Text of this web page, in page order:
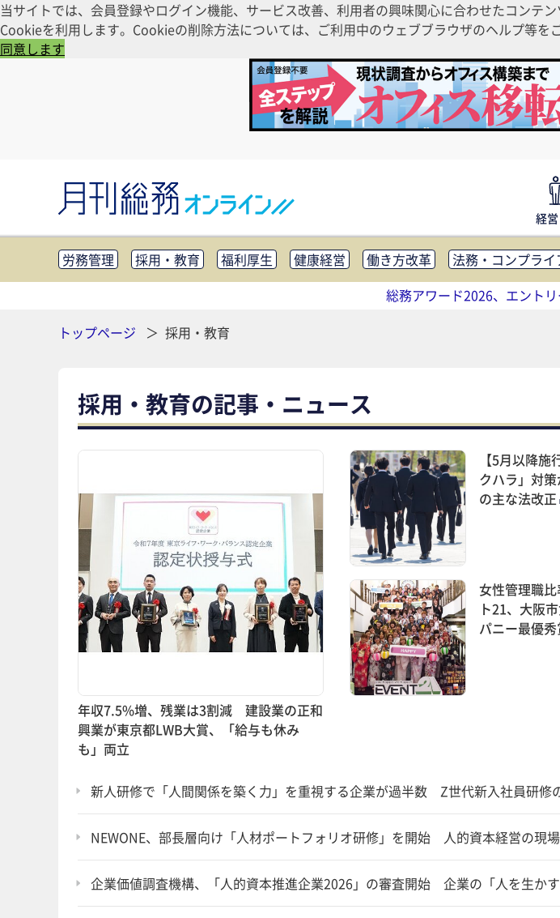
当サイトでは、会員登録やログイン機能、サービス改善、利用者の興味関心に合わせたコンテ
Cookieを利用します。Cookieの削除方法については、ご利用中のウェブブラウザのヘルプ等を
同意します
経
労務管理 採用・教育 福利厚生 健康経営 働き方改革 法務・コンプライ
知財管理
リスクマネジメント・BCP 社外・社内広報 社外・社内コミュニケ
助成金・補助金・コスト削減 アウトソ
総務アワード2026、エントリ
トップページ
採用・教育
採用・教育の記事・ニュース
年収7.5%増、残業は3割減 建設業の正和
興業が東京都LWB大賞、「給与も休み
も」両立
【5月以降
クハラ」対
の主な法改正
女性管理職
ト21、大阪
パニー最優秀
新人研修で「人間関係を築く力」を重視する企業が過半数 Z世代新入社員研修
NEWONE、部長層向け「人材ポートフォリオ研修」を開始 人的資本経営の現
企業価値調査機構、「人的資本推進企業2026」の審査開始 企業の「人を生か